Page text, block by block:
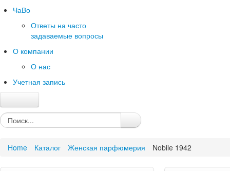
ЧаВо
Ответы на часто
задаваемые вопросы
О компании
О нас
Учетная запись
Главная
Каталог
Акции и скидки
Home Каталог Женская парфюмерия Nobile 1942